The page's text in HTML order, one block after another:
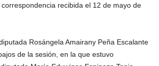
recibida el 12 de mayo de
Rosángela Amairany Peña Escalante
de la sesión, en la que estuvo